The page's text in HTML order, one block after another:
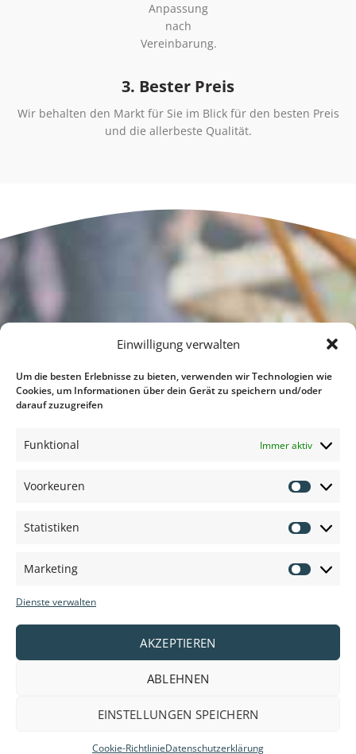
Einwilligung verwalten
Um die besten Erlebnisse zu bieten, verwenden wir Technologien wie
Cookies, um Informationen über dein Gerät zu speichern und/oder
darauf zuzugreifen
Funktional Immer aktiv
Voorkeuren
Statistiken
Marketing
Dienste verwalten
AKZEPTIEREN
ABLEHNEN
EINSTELLUNGEN SPEICHERN
Cookie-RichtlinieDatenschutzerklärung
Anpassung
nach
Vereinbarung.
3. Bester Preis
Wir behalten den Markt für Sie im Blick für den besten Preis
und die allerbeste Qualität.